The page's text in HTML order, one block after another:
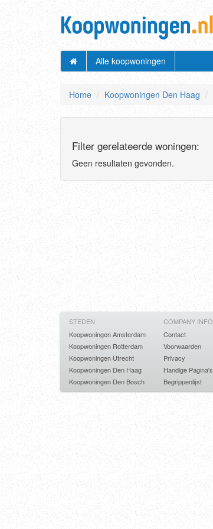
Alle koopwoningen
Home Koopwoningen Den Haag
Filter gerelateerde woningen:
Geen resultaten gevonden.
STEDEN
Koopwoningen Amsterdam
Koopwoningen Rotterdam
Koopwoningen Utrecht
Koopwoningen Den Haag
Koopwoningen Den Bosch
COMPANY INFO
Contact
Voorwaarden
Privacy
Handige Pagina's
Begrippenlijst